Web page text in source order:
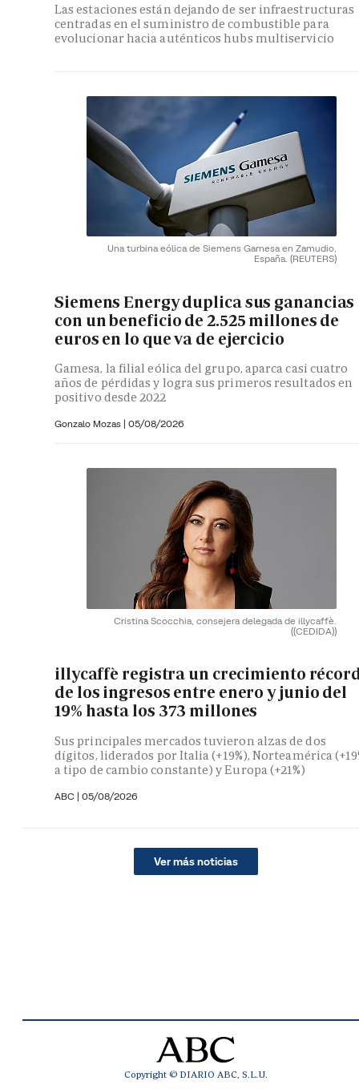
Las estaciones están dejando de ser infraestructuras
centradas en el suministro de combustible para
evolucionar hacia auténticos hubs multiservicio
Una turbina eólica de Siemens Gamesa en Zamudio,
España. (REUTERS)
Siemens Energy duplica sus ganancias
con un beneficio de 2.525 millones de
euros en lo que va de ejercicio
Gamesa, la filial eólica del grupo, aparca casi cuatro
años de pérdidas y logra sus primeros resultados en
positivo desde 2022
Gonzalo Mozas | 05/08/2026
Cristina Scocchia, consejera delegada de illycaffè.
((CEDIDA))
illycaffè registra un crecimiento
de los ingresos entre enero y junio del
19% hasta los 373 millones
Sus principales mercados tuvieron alzas de dos
dígitos, liderados por Italia (+19%), Norteamérica
a tipo de cambio constante) y Europa (+21%)
ABC | 05/08/2026
Ver más noticias
Copyright © DIARIO ABC, S.L.U.